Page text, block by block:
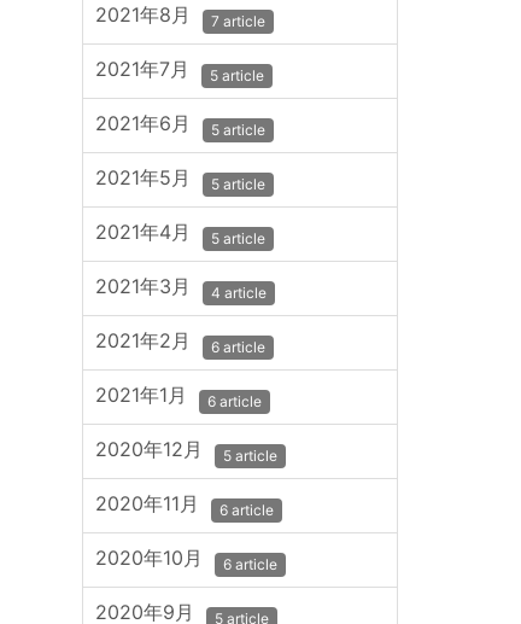
2021年8月 7 article
2021年7月 5 article
2021年6月 5 article
2021年5月 5 article
2021年4月 5 article
2021年3月 4 article
2021年2月 6 article
2021年1月 6 article
2020年12月 5 article
2020年11月 6 article
2020年10月 6 article
2020年9月 5 article